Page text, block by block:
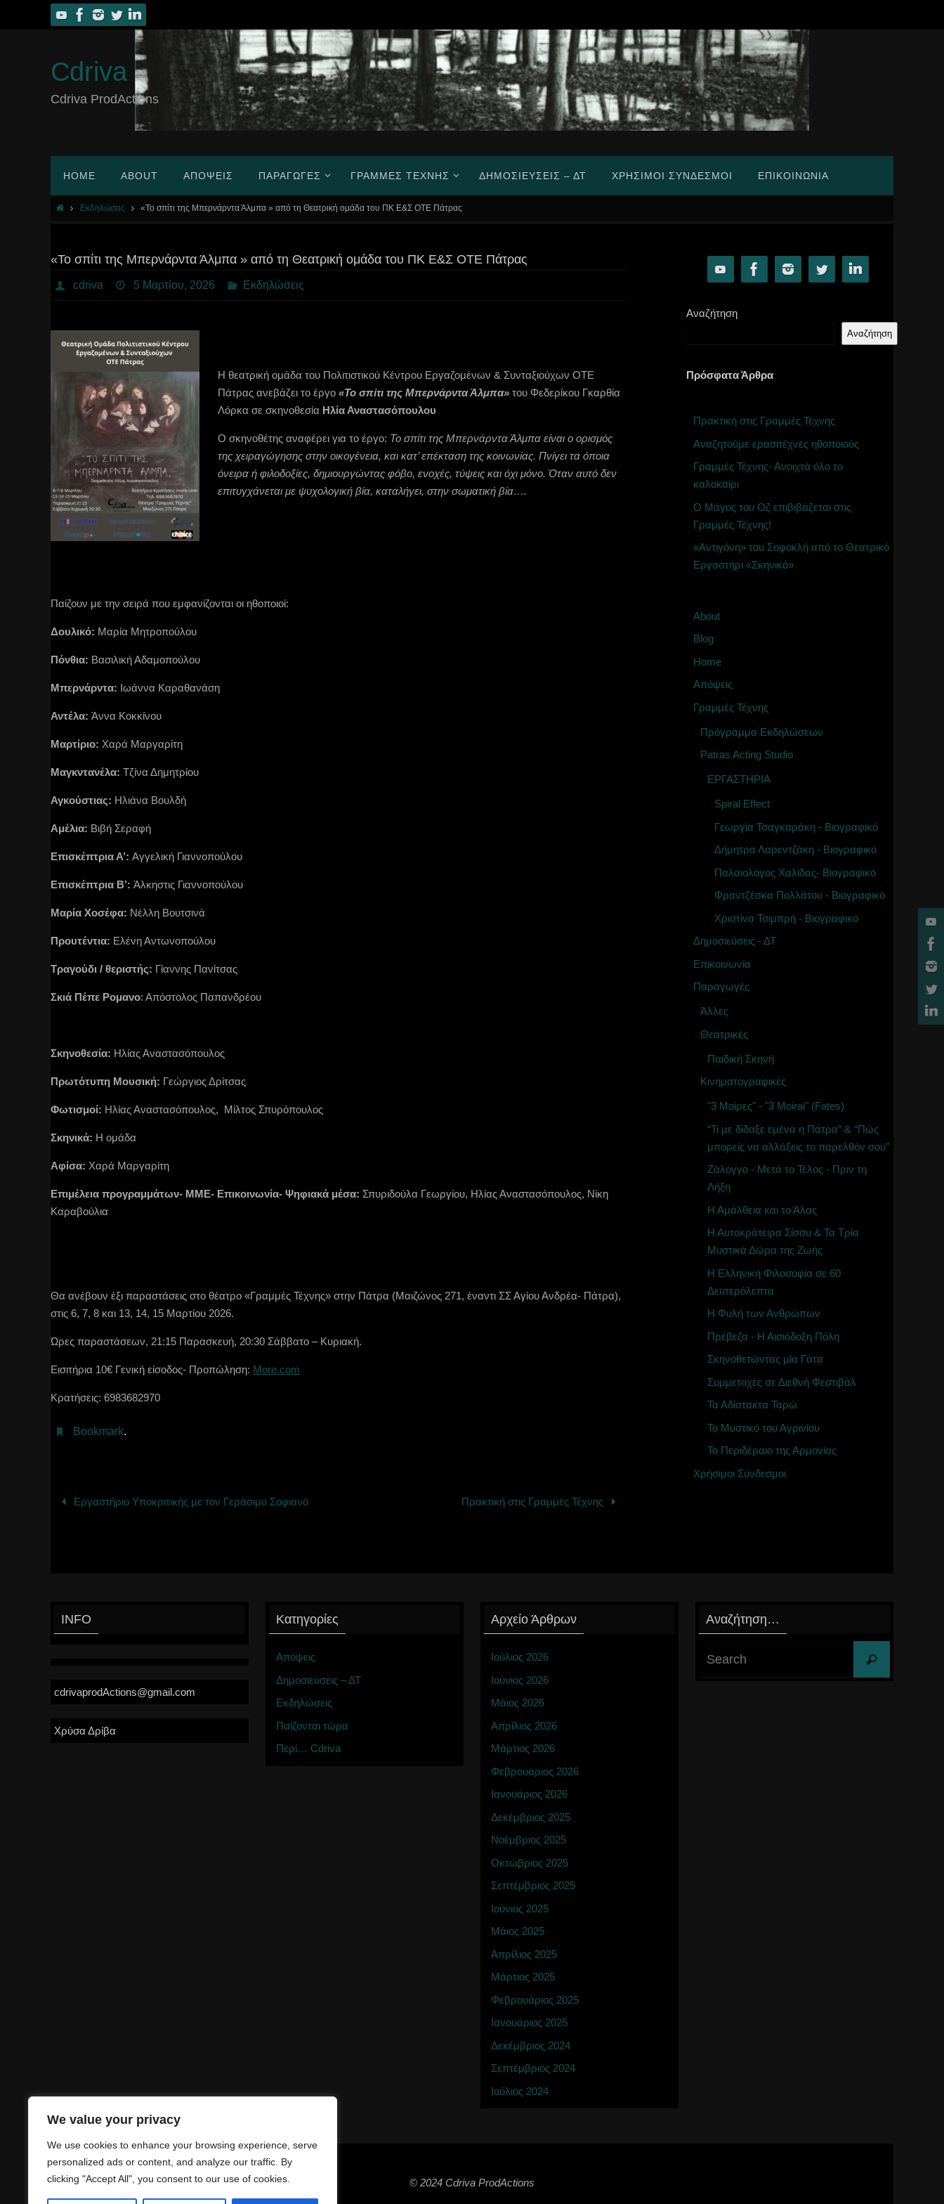
We value your privacy
We use cookies to enhance your browsing experience, serve
personalized ads or content, and analyze our traffic. By
clicking "Accept All", you consent to our use of cookies.
Cdriva
Cdriva ProdActions
content
HOME ABOUT ΑΠΌΨΕΙΣ ΠΑΡΑΓΩΓΈΣ ΓΡΑΜΜΈΣ ΤΈΧΝΗΣ ΔΗΜΟΣΙΕΎΣΕΙΣ – ΔΤ ΧΡΉΣΙΜΟΙ ΣΎΝΔΕΣΜΟΙ ΕΠΙΚΟΙΝΩΝΊΑ
HomeΕκδηλώσεις «Το σπίτι της Μπερνάρντα Άλμπα » από τη Θεατρική ομάδα του ΠΚ Ε&Σ ΟΤΕ Πάτρας
«Το σπίτι της Μπερνάρντα Άλμπα » από τη Θεατρική ομάδα του ΠΚ Ε&Σ ΟΤΕ Πάτρας
cdriva 5 Μαρτίου, 2026 Εκδηλώσεις
Η θεατρική ομάδα του Πολιτιστικού Κέντρου Εργαζομένων & Συνταξιούχων ΟΤΕ
Πάτρας ανεβάζει το έργο «Το σπίτι της Μπερνάρντα Άλμπα» του Φεδερίκου Γκαρθία
Λόρκα σε σκηνοθεσία Ηλία Αναστασόπουλου
Ο σκηνοθέτης αναφέρει για το έργο: Το σπίτι της Μπερνάρντα Άλμπα είναι ο ορισμός
της χειραγώγησης στην οικογένεια, και κατ’ επέκταση της κοινωνίας. Πνίγει τα όποια
όνειρα ή φιλοδοξίες, δημιουργώντας φόβο, ενοχές, τύψεις και όχι μόνο. Όταν αυτό δεν
επιτυγχάνεται με ψυχολογική βία, καταλήγει, στην σωματική βία….
Παίζουν με την σειρά που εμφανίζονται οι ηθοποιοί:
Δουλικό: Μαρία Μητροπούλου
Πόνθια: Βασιλική Αδαμοπούλου
Μπερνάρντα: Ιωάννα Καραθανάση
Αντέλα: Άννα Κοκκίνου
Μαρτίριο: Χαρά Μαργαρίτη
Μαγκντανέλα: Τζίνα Δημητρίου
Αγκούστιας: Ηλιάνα Βουλδή
Αμέλια: Βιβή Σεραφή
Επισκέπτρια Α’: Αγγελική Γιαννοπούλου
Επισκέπτρια Β’: Άλκηστις Γιαννοπούλου
Μαρία Χοσέφα: Νέλλη Βουτσινά
Προυτέντια: Ελένη Αντωνοπούλου
Τραγούδι / θεριστής: Γίαννης Πανίτσας
Σκιά Πέπε Ρομανο: Απόστολος Παπανδρέου
Σκηνοθεσία: Ηλίας Αναστασόπουλος
Πρωτότυπη Μουσική: Γεώργιος Δρίτσας
Φωτισμοί: Ηλίας Αναστασόπουλος, Μίλτος Σπυρόπουλος
Σκηνικά: Η ομάδα
Αφίσα: Χαρά Μαργαρίτη
Επιμέλεια προγραμμάτων- ΜΜΕ- Επικοινωνία- Ψηφιακά μέσα: Σπυριδούλα Γεωργίου, Ηλίας Αναστασόπουλος, Νίκη
Καραβούλια
Θα ανέβουν έξι παραστάσεις στο θέατρο «Γραμμές Τέχνης» στην Πάτρα (Μαιζώνος 271, έναντι ΣΣ Αγίου Ανδρέα- Πάτρα),
στις 6, 7, 8 και 13, 14, 15 Μαρτίου 2026.
Ώρες παραστάσεων, 21:15 Παρασκευή, 20:30 Σάββατο – Κυριακή.
Εισιτήρια 10€ Γενική είσοδος- Προπώληση: More.com
Κρατήσεις: 6983682970
Bookmark.
Εργαστήριο Υποκριτικής με τον Γεράσιμο Σοφιανό Πρακτική στις Γραμμές Τέχνης
Αναζήτηση
Αναζήτηση
Πρόσφατα Άρθρα
Πρακτική στις Γραμμές Τέχνης
Αναζητούμε ερασιτέχνες ηθοποιούς
Γραμμές Τέχνης- Ανοιχτά όλο το
καλοκαίρι
Ο Μάγος του Οζ επιβιβάζεται στις
Γραμμές Τέχνης!
«Αντιγόνη» του Σοφοκλή από το Θεατρικό
Εργαστήρι «Σκηνικό»
About
Blog
Home
Απόψεις
Γραμμές Τέχνης
Πρόγραμμα Εκδηλώσεων
Patras Acting Studio
ΕΡΓΑΣΤΗΡΙΑ
Spiral Effect
Γεωργία Τσαγκαράκη - Βιογραφικό
Δήμητρα Λαρεντζάκη - Βιογραφικό
Παλαιολόγος Χαλίδας- Βιογραφικό
Φραντζέσκα Πολλάτου - Βιογραφικό
Χριστίνα Τσιμπρή - Βιογραφικό
Δημοσιεύσεις - ΔΤ
Επικοινωνία
Παραγωγές
Άλλες
Θεατρικές
Παιδική Σκηνή
Κινηματογραφικές
"3 Μοίρες" - "3 Moirai" (Fates)
“Τι με δίδαξε εμένα η Πάτρα” & “Πώς
μπορείς να αλλάξεις το παρελθόν σου”
Ζάλογγο - Μετά το Τέλος - Πριν τη
Λήξη
Η Αμάλθεια και το Άλας
Η Αυτοκράτειρα Σίσσυ & Τα Τρία
Μυστικά Δώρα της Ζωής
Η Ελληνική Φιλοσοφία σε 60
Δευτερόλεπτα
Η Φυλή των Ανθρώπων
Πρέβεζα - Η Αισιόδοξη Πόλη
Σκηνοθετώντας μία Γάτα
Συμμετοχές σε Διεθνή Φεστιβάλ
Τα Αδίστακτα Ταρώ
Το Μυστικό του Αγρινίου
Το Περιδέραιο της Αρμονίας
Χρήσιμοι Σύνδεσμοι
INFO
cdrivaprodActions@gmail.com
Χρύσα Δρίβα
Κατηγορίες
Απόψεις
Δημοσιεύσεις – ΔΤ
Εκδηλώσεις
Παίζονται τώρα
Περί… Cdriva
Αρχείο Άρθρων
Ιούλιος 2026
Ιούνιος 2026
Μάιος 2026
Απρίλιος 2026
Μάρτιος 2026
Φεβρουάριος 2026
Ιανουάριος 2026
Δεκέμβριος 2025
Νοέμβριος 2025
Οκτώβριος 2025
Σεπτέμβριος 2025
Ιούνιος 2025
Μάιος 2025
Απρίλιος 2025
Μάρτιος 2025
Φεβρουάριος 2025
Ιανουάριος 2025
Δεκέμβριος 2024
Σεπτέμβριος 2024
Ιούλιος 2024
Αναζήτηση…
Search
© 2024 Cdriva ProdActions